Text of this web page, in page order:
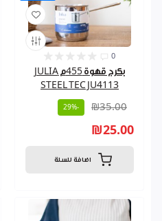
0
بكرج قهوة 455م JULIA
STEEL TEC JU4113
₪35.00
-29%
₪25.00
اضافة للسلة